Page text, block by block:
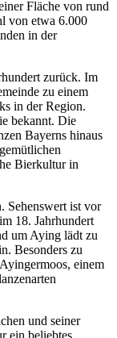
Fläche von rund
von etwa 6.000
in der
zurück. Im
zu einem
in der Region.
bekannt. Die
Bayerns hinaus
Bierkultur in
Sehenswert ist vor
18. Jahrhundert
um Aying lädt zu
Besonders zu
einem
und seiner
ein beliebtes